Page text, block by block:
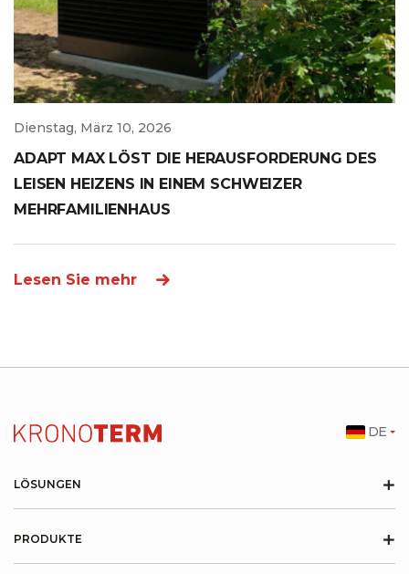
Dienstag, März 10, 2026
ADAPT MAX LÖST DIE HERAUSFORDERUNG DES
LEISEN HEIZENS IN EINEM SCHWEIZER
MEHRFAMILIENHAUS
Lesen Sie mehr
LÖSUNGEN +
PRODUKTE +
DE